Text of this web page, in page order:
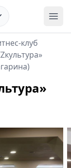
клуб